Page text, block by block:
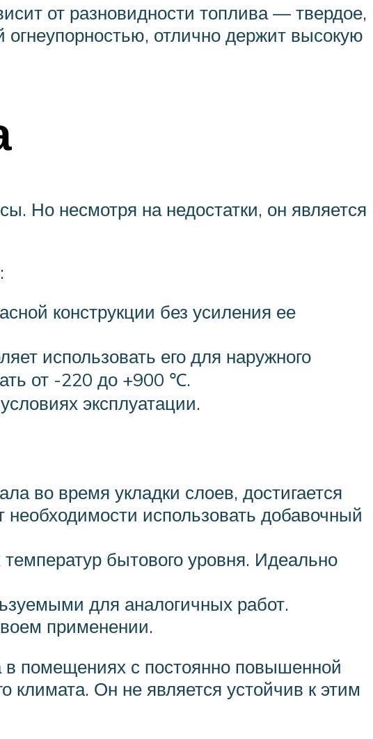
от разновидности топлива — твердое,
отлично держит высокую
Но несмотря на недостатки, он является
конструкции без усиления ее
использовать его для наружного
от -220 до +900 ℃.
эксплуатации.
во время укладки слоев, достигается
необходимости использовать добавочный
бытового уровня. Идеально
для аналогичных работ.
применении.
в помещениях с постоянно повышенной
Он не является устойчив к этим